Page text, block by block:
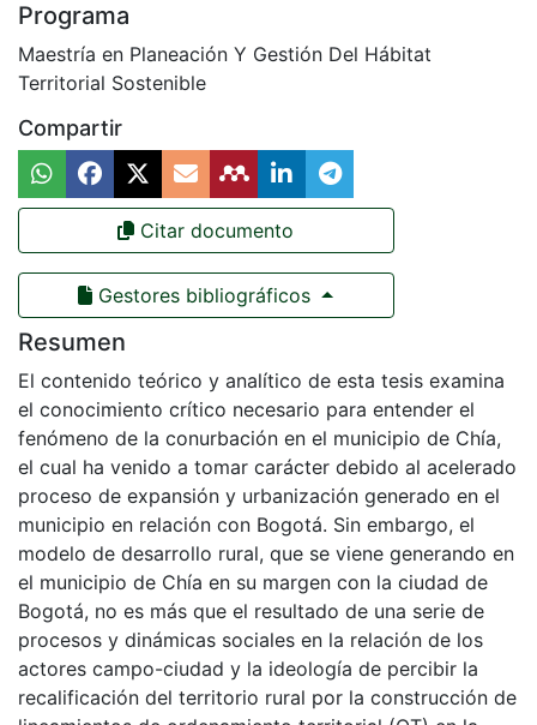
Programa
Maestría en Planeación Y Gestión Del Hábitat
Territorial Sostenible
Compartir
Citar documento
Gestores bibliográficos
Resumen
El contenido teórico y analítico de esta tesis examina
el conocimiento crítico necesario para entender el
fenómeno de la conurbación en el municipio de Chía,
el cual ha venido a tomar carácter debido al acelerado
proceso de expansión y urbanización generado en el
municipio en relación con Bogotá. Sin embargo, el
modelo de desarrollo rural, que se viene generando en
el municipio de Chía en su margen con la ciudad de
Bogotá, no es más que el resultado de una serie de
procesos y dinámicas sociales en la relación de los
actores campo-ciudad y la ideología de percibir la
recalificación del territorio rural por la construcción de